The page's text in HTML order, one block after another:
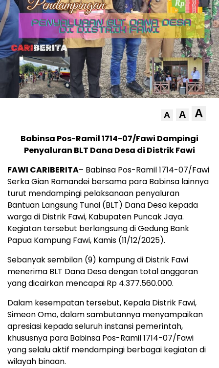
A A A
Babinsa Pos-Ramil 1714-07/Fawi Dampingi
Penyaluran BLT Dana Desa di Distrik Fawi
FAWI CARIBERITA– Babinsa Pos-Ramil 1714-07/Fawi
Serka Gian Ramandei bersama para Babinsa lainnya
turut mendampingi pelaksanaan penyaluran
Bantuan Langsung Tunai (BLT) Dana Desa kepada
warga di Distrik Fawi, Kabupaten Puncak Jaya.
Kegiatan tersebut berlangsung di Gedung Bank
Papua Kampung Fawi, Kamis (11/12/2025).
Sebanyak sembilan (9) kampung di Distrik Fawi
menerima BLT Dana Desa dengan total anggaran
yang dicairkan mencapai Rp 4.377.560.000.
Dalam kesempatan tersebut, Kepala Distrik Fawi,
Simeon Omo, dalam sambutannya menyampaikan
apresiasi kepada seluruh instansi pemerintah,
khususnya para Babinsa Pos-Ramil 1714-07/Fawi
yang selalu aktif mendampingi berbagai kegiatan di
wilayah binaan.